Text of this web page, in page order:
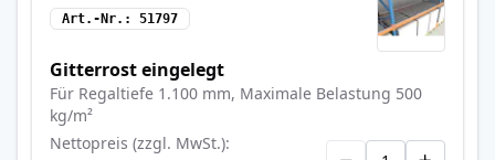
Art.-Nr. 51797
Gitterrost eingelegt
Für Regaltiefe 1.100 mm, Maximale Belastung 500
kg/m²
Nettopreis (zzgl. MwSt.)